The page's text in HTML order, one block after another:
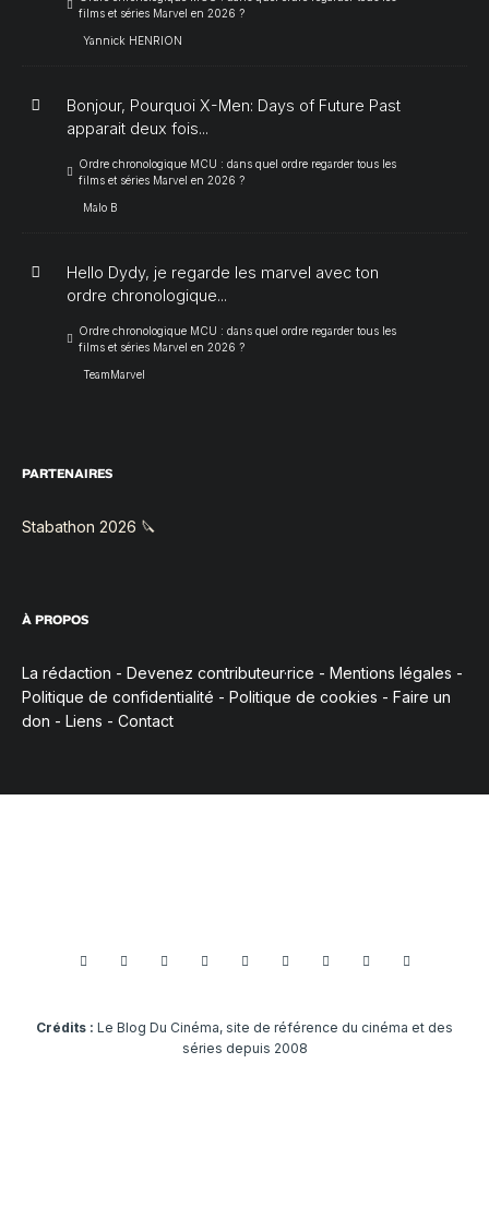
films et séries Marvel en 2026 ?
Yannick HENRION
Bonjour, Pourquoi X-Men: Days of Future Past
apparait deux fois...
Ordre chronologique MCU : dans quel ordre regarder tous les
films et séries Marvel en 2026 ?
Malo B
Hello Dydy, je regarde les marvel avec ton
ordre chronologique...
Ordre chronologique MCU : dans quel ordre regarder tous les
films et séries Marvel en 2026 ?
TeamMarvel
PARTENAIRES
Stabathon 2026 🔪
À PROPOS
La rédaction - Devenez contributeur·rice - Mentions légales -
Politique de confidentialité - Politique de cookies - Faire un
don - Liens - Contact
Crédits : Le Blog Du Cinéma, site de référence du cinéma et des
séries depuis 2008